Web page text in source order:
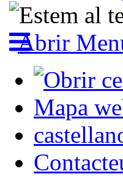
Abrir
Mapa